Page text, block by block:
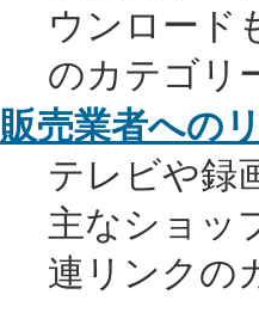
ウンロード
のカテゴリ
販売業者への
テレビや録
主なショッ
連リンクの